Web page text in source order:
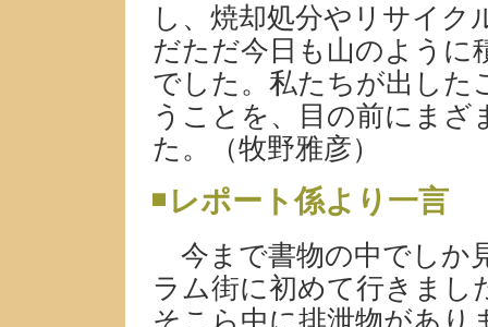
し、焼却処分やリサイ
だただ今日も山のように
でした。私たちが出した
うことを、目の前にま
た。（牧野雅彦）
レポート係より一言
今まで書物の中でしか
ラム街に初めて行きまし